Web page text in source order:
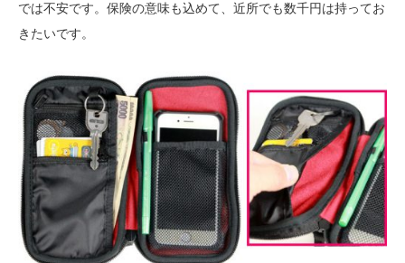
では不安です。保険の意味も込めて、近所でも数千円は持ってお
きたいです。